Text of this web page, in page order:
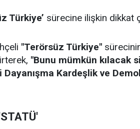
Türkiye’ sürecine ilişkin dikkat
"Terörsüz Türkiye"
"Bunu mümkün kılacak
Kardeşlik ve